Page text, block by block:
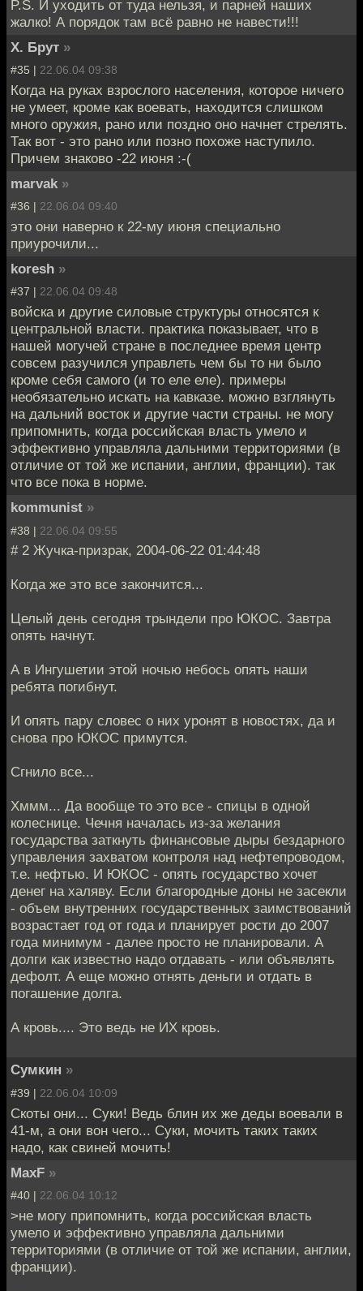
P.S. И уходить от туда нельзя, и парней наших
жалко! А порядок там всё равно не навести!!!
Х. Брут »
#35 | 22.06.04 09:38
Когда на руках взрослого населения, которое ничего
не умеет, кроме как воевать, находится слишком
много оружия, рано или поздно оно начнет стрелять.
Так вот - это рано или позно похоже наступило.
Причем знаково -22 июня :-(
marvak »
#36 | 22.06.04 09:40
это они наверно к 22-му июня специально
приурочили...
koresh »
#37 | 22.06.04 09:48
войска и другие силовые структуры относятся к
центральной власти. практика показывает, что в
нашей могучей стране в последнее время центр
совсем разучился управлеть чем бы то ни было
кроме себя самого (и то еле еле). примеры
необязательно искать на кавказе. можно взглянуть
на дальний восток и другие части страны. не могу
припомнить, когда российская власть умело и
эффективно управляла дальними территориями (в
отличие от той же испании, англии, франции). так
что все пока в норме.
kommunist »
#38 | 22.06.04 09:55
# 2 Жучка-призрак, 2004-06-22 01:44:48
Когда же это все закончится...
Целый день сегодня трындели про ЮКОС. Завтра
опять начнут.
А в Ингушетии этой ночью небось опять наши
ребята погибнут.
И опять пару словес о них уронят в новостях, да и
снова про ЮКОС примутся.
Сгнило все...
Хммм... Да вообще то это все - спицы в одной
колеснице. Чечня началась из-за желания
государства заткнуть финансовые дыры бездарного
управления захватом контроля над нефтепроводом,
т.е. нефтью. И ЮКОС - опять государство хочет
денег на халяву. Если благородные доны не засекли
- объем внутренних государственных заимствований
возрастает год от года и планирует рости до 2007
года минимум - далее просто не планировали. А
долги как известно надо отдавать - или объявлять
дефолт. А еще можно отнять деньги и отдать в
погашение долга.
А кровь.... Это ведь не ИХ кровь.
Сумкин »
#39 | 22.06.04 10:09
Скоты они... Суки! Ведь блин их же деды воевали в
41-м, а они вон чего... Суки, мочить таких таких
надо, как свиней мочить!
MaxF »
#40 | 22.06.04 10:12
>не могу припомнить, когда российская власть
умело и эффективно управляла дальними
территориями (в отличие от той же испании, англии,
франции).